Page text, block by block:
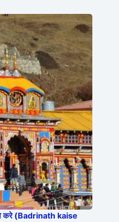
करे (Badrinath kaise